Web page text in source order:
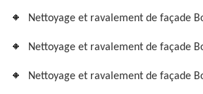
Nettoyage et ravalement de façade
Nettoyage et ravalement de façade
Nettoyage et ravalement de façade